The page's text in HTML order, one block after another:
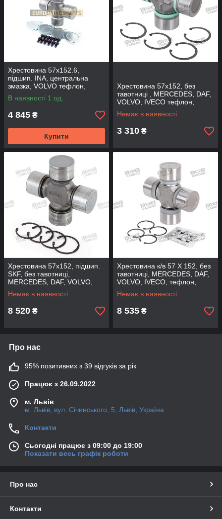
Хрестовина 57x152.6,
підшип. INA, центральна
змазка, VOLVO тефлон,
UJV57INA (FBC)
В наявності 1 од.
4 845 ₴
Купити
Хрестовина 57x152, без
тавотниці , MERCEDES, DAF,
VOLVO, IVECO тефлон,
GU7630N (DRIVESHAFT
PARTS)
Немає в наявності
3 310 ₴
Хрестовина 57x152, підшип.
SKF, без тавотниці,
MERCEDES, DAF, VOLVO,
IVECO тефлон, GU7630N-
SKF
Немає в наявності
8 520 ₴
Хрестовина к/в 57 X 152, без
тавотниці, MERCEDES, DAF,
VOLVO, IVECO, тефлон,
GU7630N-SP (SPICER)
Немає в наявності
8 535 ₴
Про нас
95% позитивних з 39 відгуків за рік
Працює з 26.09.2022
м. Львів
м. Львів, вул. Січинського, 5, Львів, Україна
Контакти
Сьогодні працює з 09:00 до 19:00
Показати весь графік роботи
Про нас
Контакти